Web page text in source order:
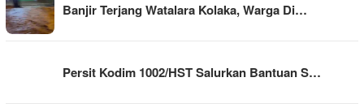
Banjir Terjang Watalara Kolaka, Warga Di…
Persit Kodim 1002/HST Salurkan Bantuan S…